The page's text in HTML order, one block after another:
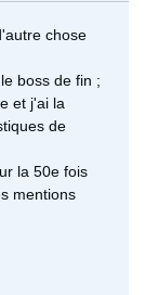
chose
boss de fin ;
et j'ai la
de
la 50e fois
mentions